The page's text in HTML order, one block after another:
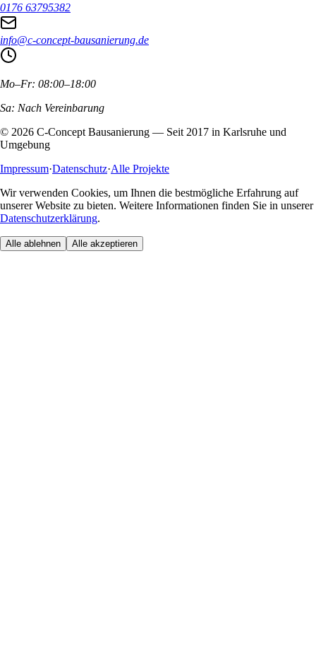
0176 63795382
info@c-concept-bausanierung.de
Mo–Fr: 08:00–18:00
Sa: Nach Vereinbarung
© 2026 C-Concept Bausanierung — Seit 2017 in Karlsruhe und
Umgebung
Impressum·Datenschutz·Alle Projekte
Wir verwenden Cookies, um Ihnen die bestmögliche Erfahrung auf
unserer Website zu bieten. Weitere Informationen finden Sie in unserer
Datenschutzerklärung.
Alle ablehnen Alle akzeptieren